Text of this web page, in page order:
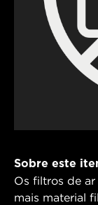
Sobre este
Os filtros de
mais material